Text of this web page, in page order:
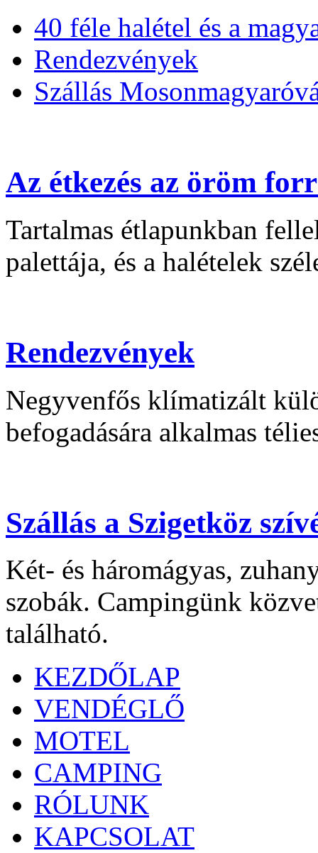
40 féle halétel és a
Rendezvények
Szállás
Az étkezés az öröm
Tartalmas étlapunkban
palettája, és a halételek
Rendezvények
Negyvenfős klímatizált
befogadására alkalmas
Szállás a Szigetköz
Két- és háromágyas,
szobák. Campingünk
található.
KEZDŐLAP
VENDÉGLŐ
MOTEL
CAMPING
RÓLUNK
KAPCSOLAT